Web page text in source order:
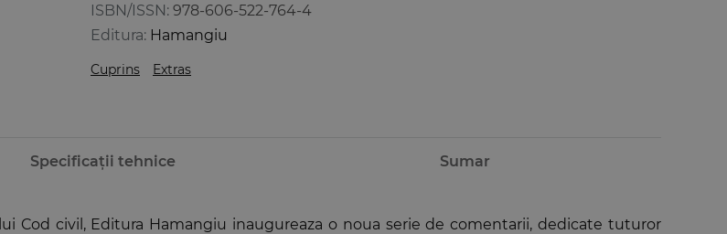
ISBN/ISSN: 978-606-522-764-4
Editura: Hamangiu
Cuprins Extras
Specificații tehnice Sumar
Cod civil, Editura Hamangiu inaugureaza o noua serie de comentarii, dedicate tuturor